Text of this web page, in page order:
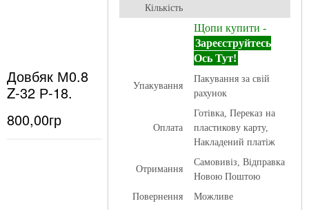
Довбяк М0.8
Z-32 Р-18.
800,00гр
Кількість
Щопи купити -
Зареєструйтесь
Ось Тут!
Упакування
Пакування за свій
рахунок
Оплата
Готівка, Переказ на
пластикову карту,
Накладений платіж
Отримання
Самовивіз, Відправка
Новою Поштою
Повернення
Можливе